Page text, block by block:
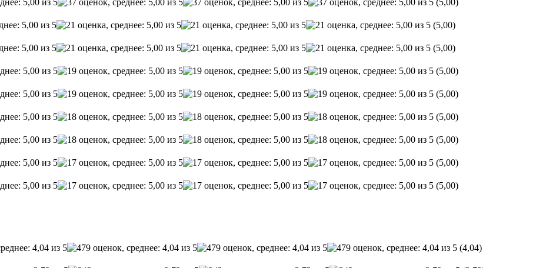
(5,00)
(5,00)
(5,00)
(5,00)
(5,00)
(5,00)
(5,00)
(5,00)
(4,04)